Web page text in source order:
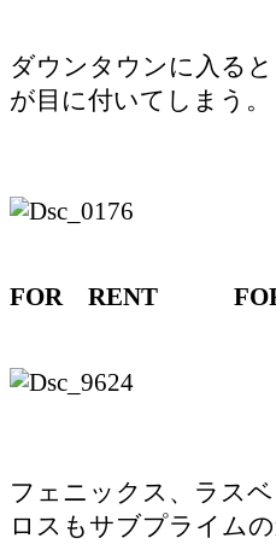
ダウンタウンに入る
が目に付いてしまう。
FOR RENT
フェニックス、ラス
ロスもサブプライム